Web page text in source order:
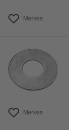
Merken
Merken